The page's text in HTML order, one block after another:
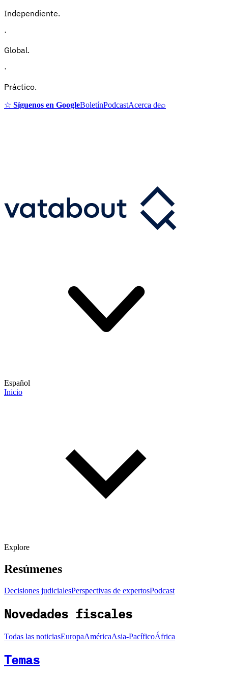
Independiente.
·
Global.
·
Práctico.
☆ Síguenos en GoogleBoletínPodcastAcerca de⌕
Español
Inicio
Explore
Resúmenes
Decisiones judicialesPerspectivas de expertosPodcast
Novedades fiscales
Todas las noticiasEuropaAméricaAsia-PacíficoÁfrica
Temas